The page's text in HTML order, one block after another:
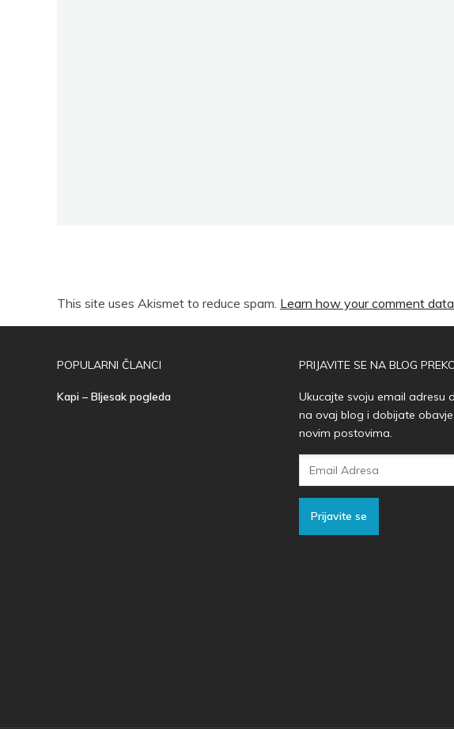
This site uses Akismet to reduce spam. Learn how your comment
POPULARNI ČLANCI
Kapi – Bljesak pogleda
PRIJAVITE SE NA BLOG
Ukucajte svoju email adresu
na ovaj blog i dobijate
novim postovima.
Prijavite se